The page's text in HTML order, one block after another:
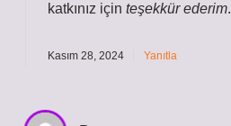
katkınız için teşekkür ederim.
Kasım 28, 2024 Yanıtla